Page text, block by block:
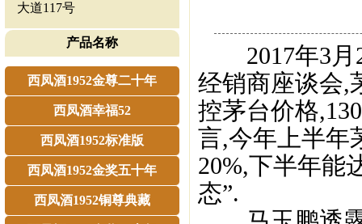
大道117号
产品名称
西凤酒1952金尊二十年
西凤酒幸福52
西凤酒1952标准版
西凤酒1952金奖五十年
西凤酒1952铜尊典藏
2017年3月
经销商座谈会,
控茅台价格
言,今年上半年
20%,下半年能
态”.